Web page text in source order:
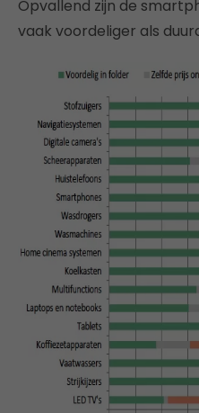
Opvallend zijn de
vaak voordeliger als